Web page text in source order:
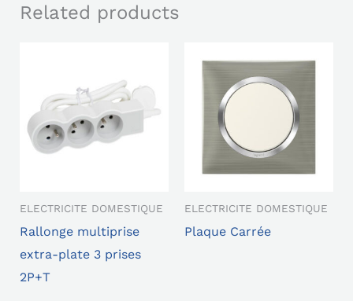
Related products
ELECTRICITE DOMESTIQUE
Rallonge multiprise
extra-plate 3 prises
2P+T
ELECTRICITE DOMESTIQUE
Plaque Carrée